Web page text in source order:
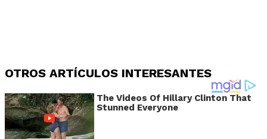
OTROS ARTÍCULOS INTERESANTES
The Videos Of Hillary Clinton That
Stunned Everyone